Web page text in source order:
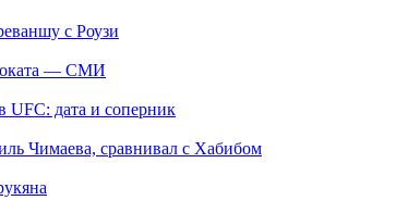
с Роузи
— СМИ
UFC: дата и соперник
Чимаева, сравнивал с Хабибом